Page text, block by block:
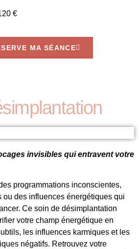
€
MA SÉANCE
invisibles qui entravent votre
programmations inconscientes,
ou des influences énergétiques qui
Ce soin de désimplantation
votre champ énergétique en
les influences karmiques et les
négatifs. Retrouvez votre